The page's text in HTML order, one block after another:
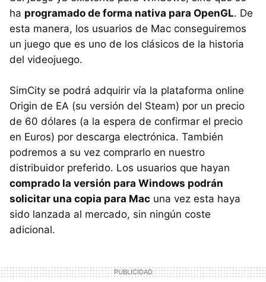
ha programado de forma nativa para OpenGL. De
esta manera, los usuarios de Mac conseguiremos
un juego que es uno de los clásicos de la historia
del videojuego.
SimCity se podrá adquirir vía la plataforma online
Origin de EA (su versión del Steam) por un precio
de 60 dólares (a la espera de confirmar el precio
en Euros) por descarga electrónica. También
podremos a su vez comprarlo en nuestro
distribuidor preferido. Los usuarios que hayan
comprado la versión para Windows podrán
solicitar una copia para Mac una vez esta haya
sido lanzada al mercado, sin ningún coste
adicional.